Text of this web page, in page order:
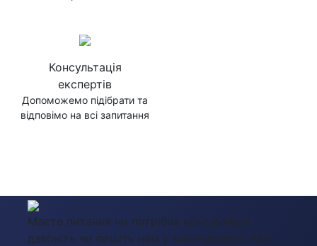
Консультація
експертів
Допоможемо підібрати та
відповімо на всі запитання
Маєте питання чи потрібна консльтація -
дзвоніть чи пишіть нам у месенджери. Або